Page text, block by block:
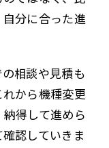
分に合った進
相談や見積も
から機種変更
得して進めら
認していきま